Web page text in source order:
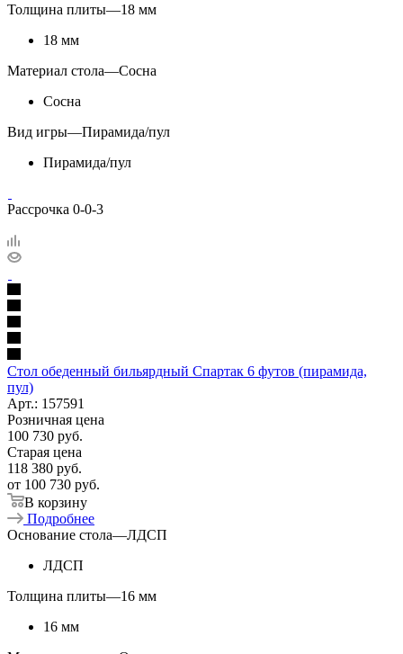
Толщина плиты—18 мм
18 мм
Материал стола—Сосна
Сосна
Вид игры—Пирамида/пул
Пирамида/пул
Рассрочка 0-0-3
Стол обеденный бильярдный Спартак 6 футов (пирамида,
пул)
Арт.: 157591
Розничная цена
100 730 руб.
Старая цена
118 380 руб.
от 100 730 руб.
В корзину
Подробнее
Основание стола—ЛДСП
ЛДСП
Толщина плиты—16 мм
16 мм